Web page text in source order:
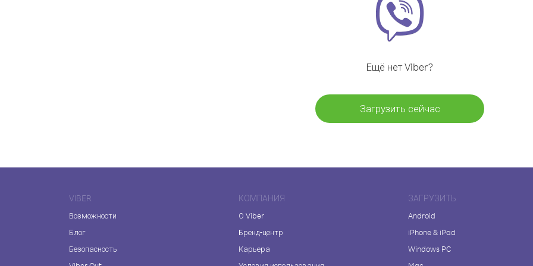
Ещё нет Viber?
Загрузить сейчас
VIBER
Возможности
Блог
Безопасность
КОМПАНИЯ
О Viber
Бренд-центр
Карьера
ЗАГРУЗИТЬ
Android
iPhone & iPad
Windows PC